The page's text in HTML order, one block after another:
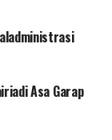
Asa Garap